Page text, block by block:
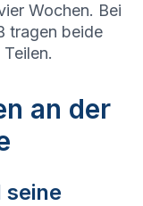
Wochen. Bei
tragen beide
an der